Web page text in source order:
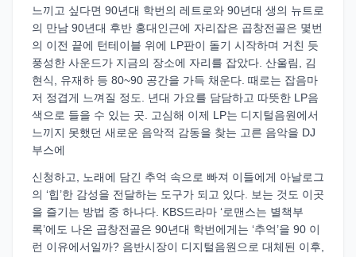
느끼고 싶다면 90년대 학번의 레트로와 90년대 생의 뉴트로
의 만남 90년대 후반 홍대인근에 자리잡은 곱창전골은 몇번
의 이전 끝에 턴테이블 위에 LP판이 돌기 시작하며 거친 듯
풍성한 사운드가 지금의 장소에 자리를 잡았다. 산울림, 김
현식, 유재하 등 80~90 공간을 가득 채운다. 때로는 잡음마
저 정겹게 느껴질 정도. 년대 가요를 담담하고 따뜻한 LP음
색으로 들을 수 있는 곳. 고심해 이제 LP는 디지털음원에서
느끼지 못했던 새로운 음악적 감동을 찾는 고른 음악을 DJ
부스에
신청하고, 노래에 담긴 추억 속으로 빠져 이들에게 아날로그
의 ‘힙’한 감성을 전달하는 도구가 되고 있다. 보는 것도 이곳
을 즐기는 방법 중 하나다. KBS드라마 ‘로맨스는 별책부
록’에도 나온 곱창전골은 90년대 학번에게는 ‘추억’을 90 이
런 이유에서일까? 음반시장이 디지털음원으로 대체된 이후,